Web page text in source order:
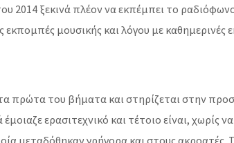
2014 ξεκινά πλέον να εκπέμπει το
εκπομπές μουσικής και λόγου με
πρώτα του βήματα και στηρίζεται στην
ερασιτεχνικό και τέτοιο είναι,
μεταδόθηκαν γρήγορα και στους